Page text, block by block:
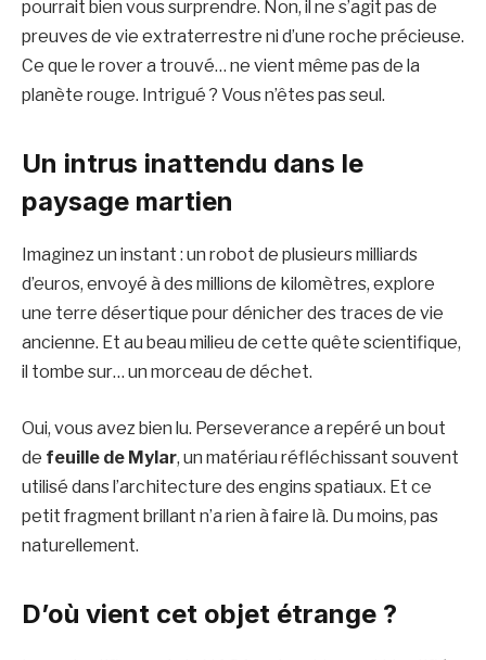
pourrait bien vous surprendre. Non, il ne s’agit pas de
preuves de vie extraterrestre ni d’une roche précieuse.
Ce que le rover a trouvé… ne vient même pas de la
planète rouge. Intrigué ? Vous n’êtes pas seul.
Un intrus inattendu dans le
paysage martien
Imaginez un instant : un robot de plusieurs milliards
d’euros, envoyé à des millions de kilomètres, explore
une terre désertique pour dénicher des traces de vie
ancienne. Et au beau milieu de cette quête scientifique,
il tombe sur… un morceau de déchet.
Oui, vous avez bien lu. Perseverance a repéré un bout
de feuille de Mylar, un matériau réfléchissant souvent
utilisé dans l’architecture des engins spatiaux. Et ce
petit fragment brillant n’a rien à faire là. Du moins, pas
naturellement.
D’où vient cet objet étrange ?